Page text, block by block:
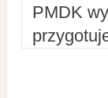
PMDK